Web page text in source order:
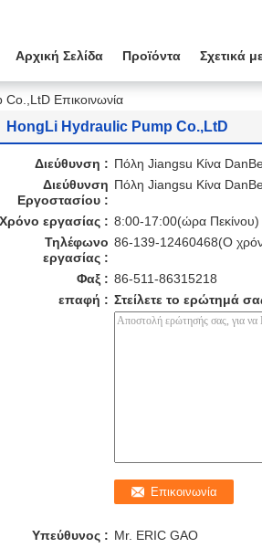
Αρχική Σελίδα Προϊόντα Σχετικά
Επικοινωνία
HongLi Hydraulic Pump Co.,LtD
Διεύθυνση : Πόλη Jiangsu Κίνα
Διεύθυνση
Εργοστασίου :
Πόλη Jiangsu Κίνα
Χρόνο εργασίας : 8:00-17:00(ώρα Πεκίνου)
Τηλέφωνο
εργασίας :
86-139-12460468(Ο
Φαξ : 86-511-86315218
επαφή : Στείλετε το ερώτημά
Υπεύθυνος : Mr. ERIC GAO